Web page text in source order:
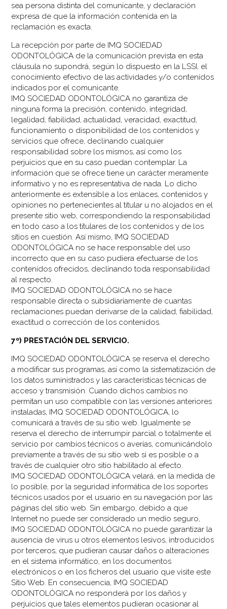
sea persona distinta del comunicante, y declaración
expresa de que la información contenida en la
reclamación es exacta.
La recepción por parte de IMQ SOCIEDAD
ODONTOLÓGICA de la comunicación prevista en esta
cláusula no supondrá, según lo dispuesto en la LSSI, el
conocimiento efectivo de las actividades y/o contenidos
indicados por el comunicante.
IMQ SOCIEDAD ODONTOLÓGICA no garantiza de
ninguna forma la precisión, contenido, integridad,
legalidad, fiabilidad, actualidad, veracidad, exactitud,
funcionamiento o disponibilidad de los contenidos y
servicios que ofrece, declinando cualquier
responsabilidad sobre los mismos, así como los
perjuicios que en su caso puedan contemplar. La
información que se ofrece tiene un carácter meramente
informativo y no es representativa de nada. Lo dicho
anteriormente es extensible a los enlaces, contenidos y
opiniones no pertenecientes al titular u no alojados en el
presente sitio web, correspondiendo la responsabilidad
en todo caso a los titulares de los contenidos y de los
sitios en cuestión. Así mismo, IMQ SOCIEDAD
ODONTOLÓGICA no se hace responsable del uso
incorrecto que en su caso pudiera efectuarse de los
contenidos ofrecidos, declinando toda responsabilidad
al respecto.
IMQ SOCIEDAD ODONTOLÓGICA no se hace
responsable directa o subsidiariamente de cuantas
reclamaciones puedan derivarse de la calidad, fiabilidad,
exactitud o corrección de los contenidos.
7º) PRESTACIÓN DEL SERVICIO.
IMQ SOCIEDAD ODONTOLÓGICA se reserva el derecho
a modificar sus programas, así como la sistematización de
los datos suministrados y las características técnicas de
acceso y transmisión. Cuando dichos cambios no
permitan un uso compatible con las versiones anteriores
instaladas, IMQ SOCIEDAD ODONTOLÓGICA, lo
comunicará a través de su sitio web. Igualmente se
reserva el derecho de interrumpir parcial o totalmente el
servicio por cambios técnicos o averías, comunicándolo
previamente a través de su sitio web si es posible o a
través de cualquier otro sitio habilitado al efecto.
IMQ SOCIEDAD ODONTOLÓGICA velará, en la medida de
lo posible, por la seguridad informática de los soportes
técnicos usados por el usuario en su navegación por las
páginas del sitio web. Sin embargo, debido a que
Internet no puede ser considerado un medio seguro,
IMQ SOCIEDAD ODONTOLÓGICA no puede garantizar la
ausencia de virus u otros elementos lesivos, introducidos
por terceros, que pudieran causar daños o alteraciones
en el sistema informático, en los documentos
electrónicos o en los ficheros del usuario que visite este
Sitio Web. En consecuencia, IMQ SOCIEDAD
ODONTOLÓGICA no responderá por los daños y
perjuicios que tales elementos pudieran ocasionar al